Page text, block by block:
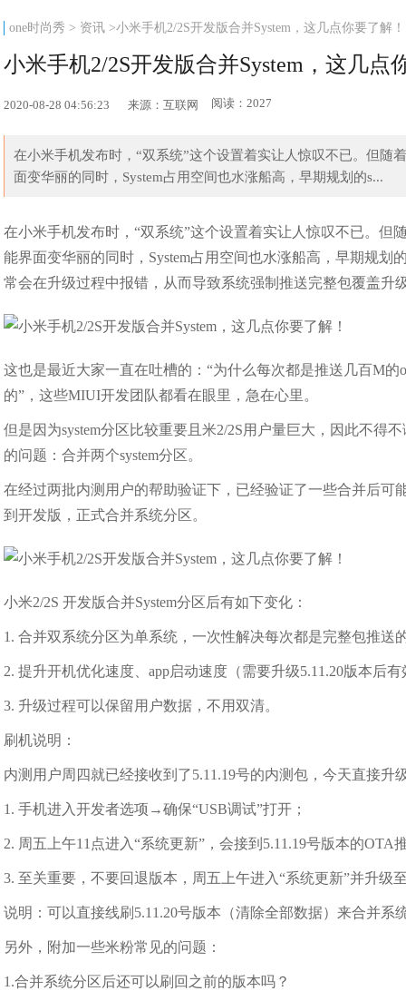
one时尚秀 > 资讯 >小米手机2/2S开发版合并System，这几点你要了解！
小米手机2/2S开发版合并System，这几点
2020-08-28 04:56:23 来源：互联网 阅读：2027
在小米手机发布时，“双系统”这个设置着实让人惊叹不已。但
面变华丽的同时，System占用空间也水涨船高，早期规划的s...
在小米手机发布时，“双系统”这个设置着实让人惊叹不已。但
能界面变华丽的同时，System占用空间也水涨船高，早期规划
常会在升级过程中报错，从而导致系统强制推送完整包覆盖升
这也是最近大家一直在吐槽的：“为什么每次都是推送几百M
的”，这些MIUI开发团队都看在眼里，急在心里。
但是因为system分区比较重要且米2/2S用户量巨大，因此不得
的问题：合并两个system分区。
在经过两批内测用户的帮助验证下，已经验证了一些合并后可
到开发版，正式合并系统分区。
小米2/2S 开发版合并System分区后有如下变化：
1. 合并双系统分区为单系统，一次性解决每次都是完整包推送
2. 提升开机优化速度、app启动速度（需要升级5.11.20版本后
3. 升级过程可以保留用户数据，不用双清。
刷机说明：
内测用户周四就已经接收到了5.11.19号的内测包，今天直接升
1. 手机进入开发者选项→确保“USB调试”打开；
2. 周五上午11点进入“系统更新”，会接到5.11.19号版本的OTA
3. 至关重要，不要回退版本，周五上午进入“系统更新”并升级
说明：可以直接线刷5.11.20号版本（清除全部数据）来合并系
另外，附加一些米粉常见的问题：
1.合并系统分区后还可以刷回之前的版本吗？